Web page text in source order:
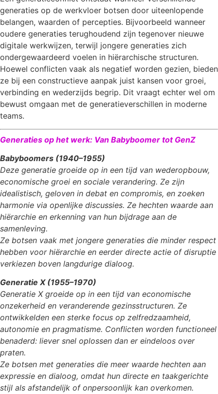
generaties op de werkvloer botsen door uiteenlopende
belangen, waarden of percepties. Bijvoorbeeld wanneer
oudere generaties terughoudend zijn tegenover nieuwe
digitale werkwijzen, terwijl jongere generaties zich
ondergewaardeerd voelen in hiërarchische structuren.
Hoewel conflicten vaak als negatief worden gezien, bieden
ze bij een constructieve aanpak juist kansen voor groei,
verbinding en wederzijds begrip. Dit vraagt echter wel om
bewust omgaan met de generatieverschillen in moderne
teams.
Generaties op het werk: Van Babyboomer tot GenZ
Babyboomers (1940–1955)
Deze generatie groeide op in een tijd van wederopbouw,
economische groei en sociale verandering. Ze zijn
idealistisch, geloven in debat en compromis, en zoeken
harmonie via openlijke discussies. Ze hechten waarde aan
hiërarchie en erkenning van hun bijdrage aan de
samenleving.
Ze botsen vaak met jongere generaties die minder respect
hebben voor hiërarchie en eerder directe actie of disruptie
verkiezen boven langdurige dialoog.
Generatie X (1955–1970)
Generatie X groeide op in een tijd van economische
onzekerheid en veranderende gezinsstructuren. Ze
ontwikkelden een sterke focus op zelfredzaamheid,
autonomie en pragmatisme. Conflicten worden functioneel
benaderd: liever snel oplossen dan er eindeloos over
praten.
Ze botsen met generaties die meer waarde hechten aan
expressie en dialoog, omdat hun directe en taakgerichte
stijl als afstandelijk of onpersoonlijk kan overkomen.